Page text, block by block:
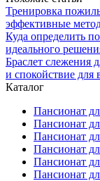
Тренировка
эффективные
Куда определить
идеального
Браслет слежения
и спокойствие для
Каталог
Пансионат
Пансионат
Пансионат
Пансионат
Пансионат
Пансионат